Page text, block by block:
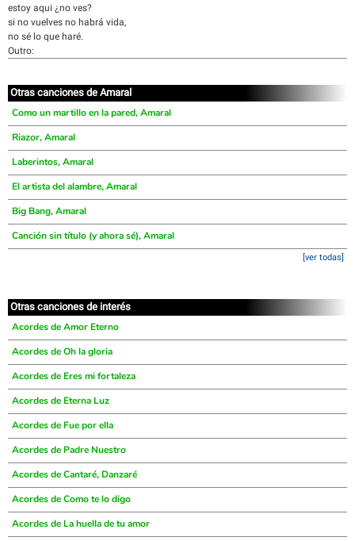
estoy aqui ¿no ves?
si no vuelves no habrá vida,
no sé lo que haré.
Outro:
Otras canciones de Amaral
Como un martillo en la pared, Amaral
Riazor, Amaral
Laberintos, Amaral
El artista del alambre, Amaral
Big Bang, Amaral
Canción sin título (y ahora sé), Amaral
[ver todas]
Otras canciones de interés
Acordes de Amor Eterno
Acordes de Oh la gloria
Acordes de Eres mi fortaleza
Acordes de Eterna Luz
Acordes de Fue por ella
Acordes de Padre Nuestro
Acordes de Cantaré, Danzaré
Acordes de Como te lo digo
Acordes de La huella de tu amor